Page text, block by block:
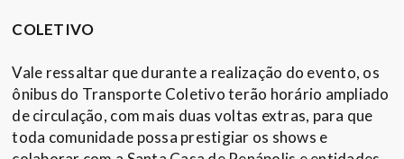
COLETIVO
Vale ressaltar que durante a realização do evento, os
ônibus do Transporte Coletivo terão horário ampliado
de circulação, com mais duas voltas extras, para que
toda comunidade possa prestigiar os shows e